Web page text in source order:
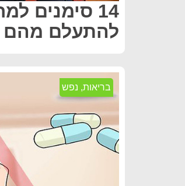
14 סימנים
להתעלם מהם
בריאות, נפש